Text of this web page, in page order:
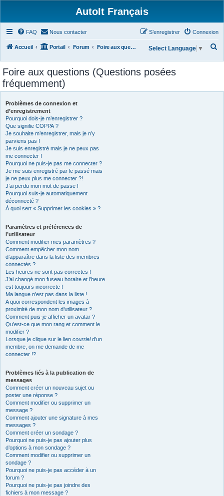
AutoIt Français
FAQ Nous contacter Connexion
S’enregistrer
Accueil Portail Forum Foire aux questions (Questions posées fréquemment) Select Language ▼
Foire aux questions (Questions posées
fréquemment)
Problèmes de connexion et
d’enregistrement
Pourquoi dois-je m’enregistrer ?
Que signifie COPPA ?
Je souhaite m’enregistrer, mais je n’y
parviens pas !
Je suis enregistré mais je ne peux pas
me connecter !
Pourquoi ne puis-je pas me connecter ?
Je me suis enregistré par le passé mais
je ne peux plus me connecter ?!
J’ai perdu mon mot de passe !
Pourquoi suis-je automatiquement
déconnecté ?
À quoi sert « Supprimer les cookies » ?
Paramètres et préférences de
l’utilisateur
Comment modifier mes paramètres ?
Comment empêcher mon nom
d’apparaître dans la liste des membres
connectés ?
Les heures ne sont pas correctes !
J’ai changé mon fuseau horaire et l’heure
est toujours incorrecte !
Ma langue n’est pas dans la liste !
A quoi correspondent les images à
proximité de mon nom d’utilisateur ?
Comment puis-je afficher un avatar ?
Qu’est-ce que mon rang et comment le
modifier ?
Lorsque je clique sur le lien courrield’un
membre, on me demande de me
connecter !?
Problèmes liés à la publication de
messages
Comment créer un nouveau sujet ou
poster une réponse ?
Comment modifier ou supprimer un
message ?
Comment ajouter une signature à mes
messages ?
Comment créer un sondage ?
Pourquoi ne puis-je pas ajouter plus
d’options à mon sondage ?
Comment modifier ou supprimer un
sondage ?
Pourquoi ne puis-je pas accéder à un
forum ?
Pourquoi ne puis-je pas joindre des
fichiers à mon message ?